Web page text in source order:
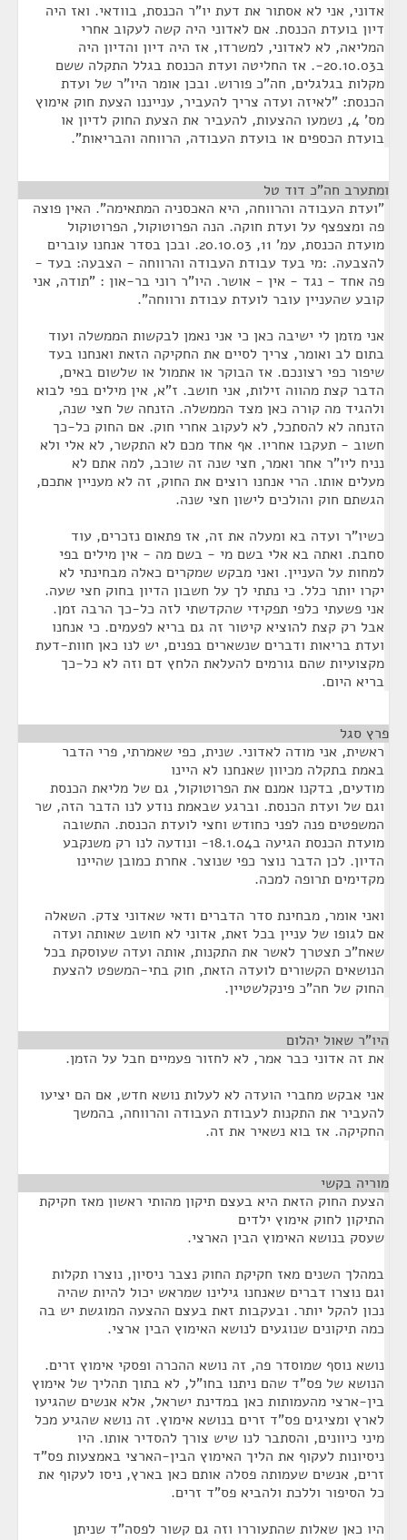
אדוני, אני לא אסתור את דעת יו"ר הכנסת, בוודאי. ואז היה
דיון בועדת הכנסת. אם לאדוני היה קשה לעקוב אחרי
המליאה, לא לאדוני, למשרדו, אז היה דיון והדיון היה
ב20.10.03-. אז החליטה ועדת הכנסת בגלל התקלה ששם
מקלות בגלגלים, חה"כ פורוש. ובכן אומר היו"ר של ועדת
הכנסת: "לאיזה ועדה צריך להעביר, ענייננו הצעת חוק אימוץ
מס' 4, נשמעו ההצעות, להעביר את הצעת החוק לדיון או
בועדת הכספים או בועדת העבודה, הרווחה והבריאות".
ומתערב חה"כ דוד טל
"ועדת העבודה והרווחה, היא האכסניה המתאימה". האין פוצה
פה ומצפצף על ועדת חוקה. הנה הפרוטוקול, הפרוטוקול
מועדת הכנסת, עמ' 11, 20.10.03. ובכן בסדר אנחנו עוברים
להצבעה. :מי בעד עבודת העבודה והרווחה - הצבעה: בעד -
פה אחד - נגד - אין - אושר. היו"ר רוני בר-און : "תודה, אני
קובע שהעניין עובר לועדת עבודת ורווחה".
אני מזמן לי ישיבה כאן כי אני נאמן לבקשות הממשלה ועוד
בתום לב ואומר, צריך לסיים את החקיקה הזאת ואנחנו בעד
שיפור כפי רצונכם. אז הבוקר או אתמול או שלשום באים,
הדבר קצת מהווה זילות, אני חושב. ז"א, אין מילים בפי לבוא
ולהגיד מה קורה כאן מצד הממשלה. הזנחה של חצי שנה,
הזנחה לא להסתכל, לא לעקוב אחרי חוק. אם החוק כל-כך
חשוב - תעקבו אחריו. אף אחד מכם לא התקשר, לא אלי ולא
נניח ליו"ר אחר ואמר, חצי שנה זה שוכב, למה אתם לא
מעלים אותו. הרי אנחנו רוצים את החוק, זה לא מעניין אתכם,
הגשתם חוק והולכים לישון חצי שנה.
כשיו"ר ועדה בא ומעלה את זה, אז פתאום נזכרים, עוד
סחבת. ואתה בא אלי בשם מי - בשם מה - אין מילים בפי
למחות על העניין. ואני מבקש שמקרים כאלה מבחינתי לא
יקרו יותר כלל. כי נתתי לך על חשבון הדיון בחוק חצי שעה.
אני פשעתי כלפי תפקידי שהקדשתי לזה כל-כך הרבה זמן.
אבל רק קצת להוציא קיטור זה גם בריא לפעמים. כי אנחנו
ועדת בריאות ודברים שנשארים בפנים, יש לנו כאן חוות-דעת
מקצועיות שהם גורמים להעלאת הלחץ דם וזה לא כל-כך
בריא היום.
פרץ סגל
ראשית, אני מודה לאדוני. שנית, כפי שאמרתי, פרי הדבר
באמת בתקלה מכיוון שאנחנו לא היינו
מודעים, בדקנו אמנם את הפרוטוקול, גם של מליאת הכנסת
וגם של ועדת הכנסת. וברגע שבאמת נודע לנו הדבר הזה, שר
המשפטים פנה לפני כחודש וחצי לועדת הכנסת. התשובה
מועדת הכנסת הגיעה ב18.1.04- ונודעה לנו רק משנקבע
הדיון. לכן הדבר נוצר כפי שנוצר. אחרת כמובן שהיינו
מקדימים תרופה למכה.
ואני אומר, מבחינת סדר הדברים ודאי שאדוני צדק. השאלה
אם לגופו של עניין בכל זאת, אדוני לא חושב שאותה ועדה
שאח"כ תצטרך לאשר את התקנות, אותה ועדה שעוסקת בכל
הנושאים הקשורים לועדה הזאת, חוק בתי-המשפט להצעת
החוק של חה"כ פינקלשטיין.
היו"ר שאול יהלום
את זה אדוני כבר אמר, לא לחזור פעמיים חבל על הזמן.
אני אבקש מחברי הועדה לא לעלות נושא חדש, אם הם יציעו
להעביר את התקנות לעבודת העבודה והרווחה, בהמשך
החקיקה. אז בוא נשאיר את זה.
מוריה בקשי
הצעת החוק הזאת היא בעצם תיקון מהותי ראשון מאז חקיקת
התיקון לחוק אימוץ ילדים
שעסק בנושא האימוץ הבין הארצי.
במהלך השנים מאז חקיקת החוק נצבר ניסיון, נוצרו תקלות
וגם נוצרו דברים שאנחנו גילינו שמראש יכול להיות שהיה
נכון להקל יותר. ובעקבות זאת בעצם ההצעה המוגשת יש בה
כמה תיקונים שנוגעים לנושא האימוץ הבין ארצי.
נושא נוסף שמוסדר פה, זה נושא ההכרה ופסקי אימוץ זרים.
הנושא של פס"ד שהם ניתנו בחו"ל, לא בתוך תהליך של אימוץ
בין-ארצי מהעמותות כאן במדינת ישראל, אלא אנשים שהגיעו
לארץ ומציגים פס"ד זרים בנושא אימוץ. זה נושא שהגיע מכל
מיני כיוונים, והסתבר לנו שיש צורך להסדיר אותו. היו
ניסיונות לעקוף את הליך האימוץ הבין-הארצי באמצעות פס"ד
זרים, אנשים שעמותה פסלה אותם כאן בארץ, ניסו לעקוף את
כל הסיפור וללכת ולהביא פס"ד זרים.
היו כאן שאלות שהתעוררו וזה גם קשור לפסה"ד שניתן